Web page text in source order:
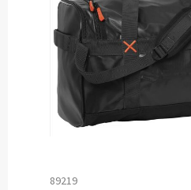
89219